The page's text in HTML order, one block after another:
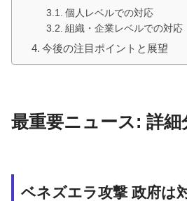
個人レベルでの対応
組織・企業レベルでの対応
今後の注目ポイントと展望
最重要ニュース: 詳細
ベネズエラ攻撃 政府は